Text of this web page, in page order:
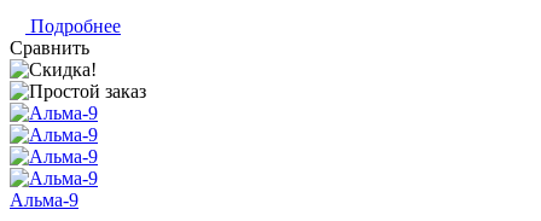
Подробнее
Сравнить
Альма-9